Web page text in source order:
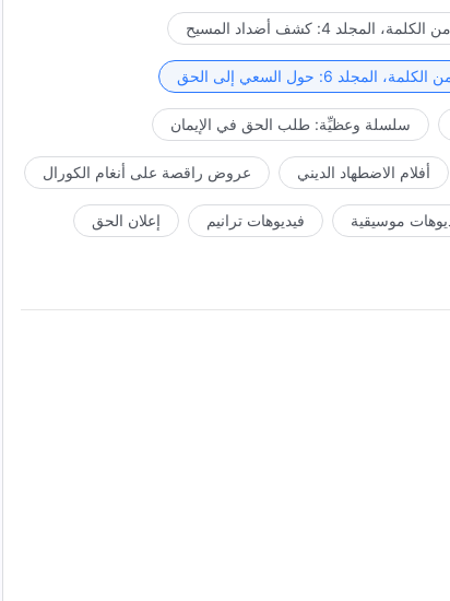
المجلد 4: كشف أضداد المسيح
المجلد 6: حول السعي إلى الحق
سلسلة وعظيِّة: طلب الحق في الإيمان
أفلام الاضطهاد الديني عروض راقصة على أنغام الكورال
موسيقية فيديوهات ترانيم إعلان الحق